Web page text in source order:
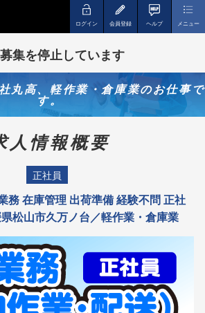
ログイン 会員登録 ヘルプ メニュー
集を停止しています
丸高、軽作業・倉庫業のお仕事で
す。
人情報概要
正社員
務 在庫管理 出荷準備 経験不問 正社
松山市久万ノ台／軽作業・倉庫業